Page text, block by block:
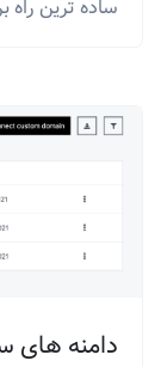
ساده ترین
دامنه های